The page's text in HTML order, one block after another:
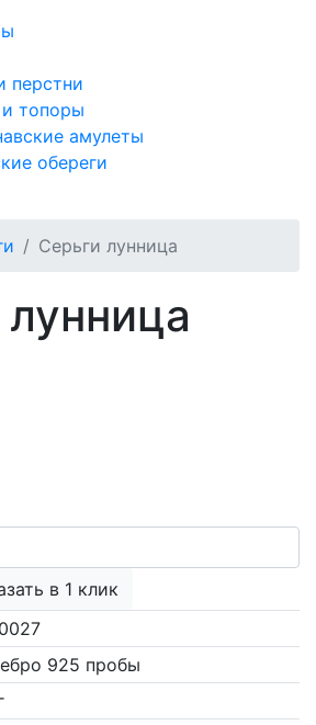
перстни
топоры
амулеты
обереги
Серьги лунница
в 1 клик
925 пробы